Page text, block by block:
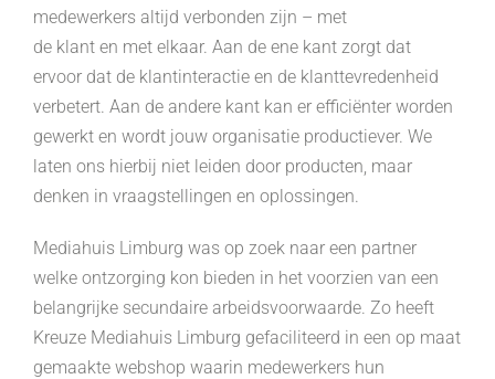
medewerkers altijd verbonden zijn – met
de klant en met elkaar. Aan de ene kant zorgt dat
ervoor dat de klantinteractie en de klanttevredenheid
verbetert. Aan de andere kant kan er efficiënter worden
gewerkt en wordt jouw organisatie productiever. We
laten ons hierbij niet leiden door producten, maar
denken in vraagstellingen en oplossingen.
Mediahuis Limburg was op zoek naar een partner
welke ontzorging kon bieden in het voorzien van een
belangrijke secundaire arbeidsvoorwaarde. Zo heeft
Kreuze Mediahuis Limburg gefaciliteerd in een op maat
gemaakte webshop waarin medewerkers hun